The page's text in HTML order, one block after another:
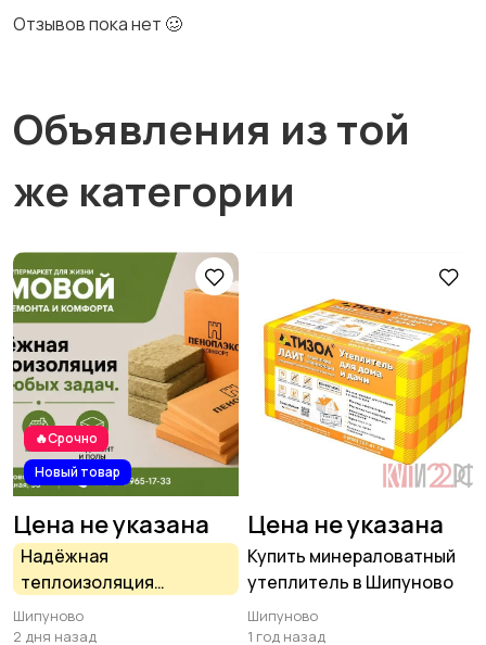
Отзывов пока нет 🥴
Объявления из той
же категории
🔥Срочно
Новый товар
Цена не указана
Надёжная
теплоизоляция
супермаркете Домовой,
Шипуново
Шипуново
2 дня назад
Цена не указана
Купить минераловатный
утеплитель в Шипуново
Шипуново
1 год назад